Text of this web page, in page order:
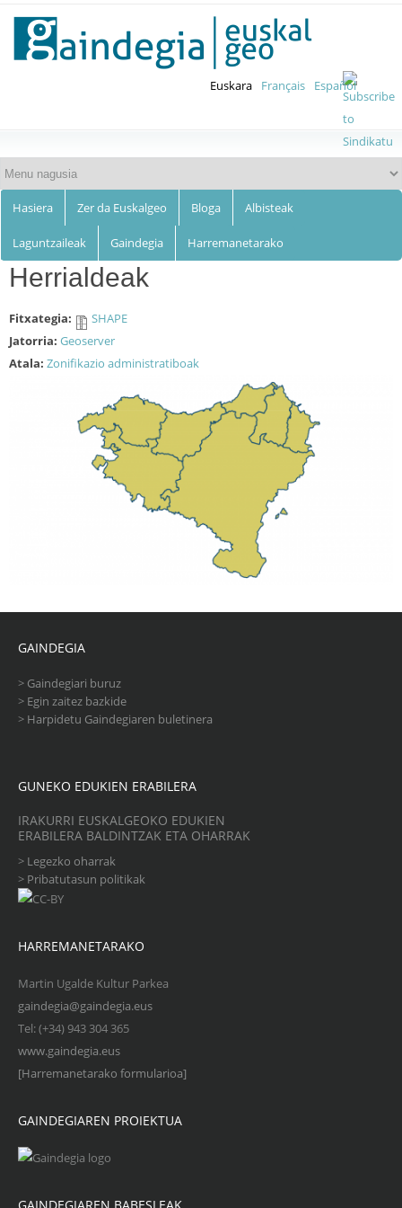
main
content
Euskalgeo
Euskara Français Español
Hasiera Zer da Euskalgeo Bloga Albisteak
Laguntzaileak Gaindegia Harremanetarako
Herrialdeak
Fitxategia:
SHAPE
Jatorria: Geoserver
Atala: Zonifikazio administratiboak
GAINDEGIA
> Gaindegiari buruz
> Egin zaitez bazkide
> Harpidetu Gaindegiaren buletinera
GUNEKO EDUKIEN ERABILERA
IRAKURRI EUSKALGEOKO EDUKIEN
ERABILERA BALDINTZAK ETA OHARRAK
> Legezko oharrak
> Pribatutasun politikak
HARREMANETARAKO
Martin Ugalde Kultur Parkea
gaindegia@gaindegia.eus
Tel: (+34) 943 304 365
www.gaindegia.eus
[Harremanetarako formularioa]
GAINDEGIAREN PROIEKTUA
GAINDEGIAREN BABESLEAK